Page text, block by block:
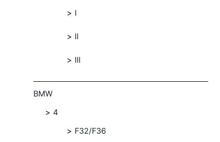
I
II
III
BMW
4
F32/F36